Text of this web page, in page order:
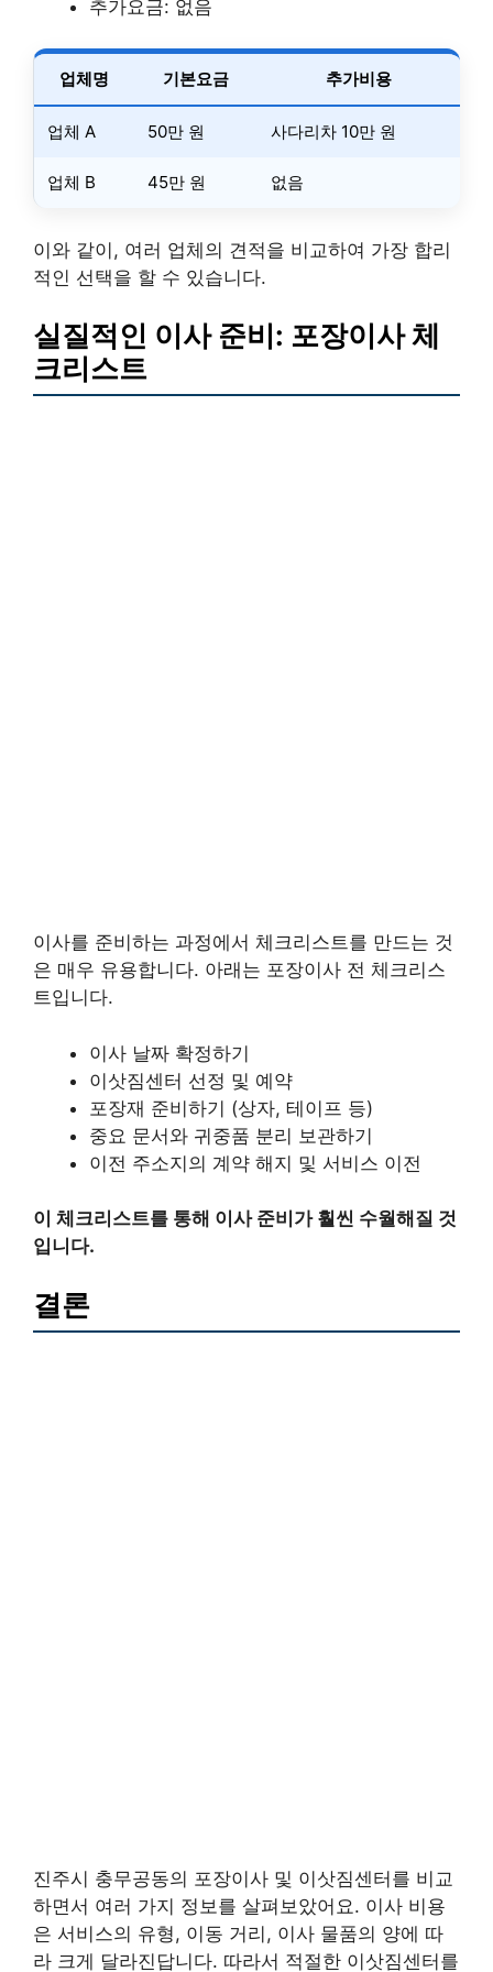
추가요금: 없음
업체명 기본요금 추가비용
업체 A 50만 원 사다리차 10만 원
업체 B 45만 원 없음
이와 같이, 여러 업체의 견적을 비교하여 가장 합리
적인 선택을 할 수 있습니다.
실질적인 이사 준비: 포장이사 체
크리스트
이사를 준비하는 과정에서 체크리스트를 만드는 것
은 매우 유용합니다. 아래는 포장이사 전 체크리스
트입니다.
이사 날짜 확정하기
이삿짐센터 선정 및 예약
포장재 준비하기 (상자, 테이프 등)
중요 문서와 귀중품 분리 보관하기
이전 주소지의 계약 해지 및 서비스 이전
이 체크리스트를 통해 이사 준비가 훨씬 수월해질 것
입니다.
결론
진주시 충무공동의 포장이사 및 이삿짐센터를 비교
하면서 여러 가지 정보를 살펴보았어요. 이사 비용
은 서비스의 유형, 이동 거리, 이사 물품의 양에 따
라 크게 달라진답니다. 따라서 적절한 이삿짐센터를